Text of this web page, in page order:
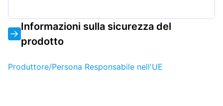
Informazioni sulla sicurezza del
prodotto
Produttore/Persona Responsabile nell'UE